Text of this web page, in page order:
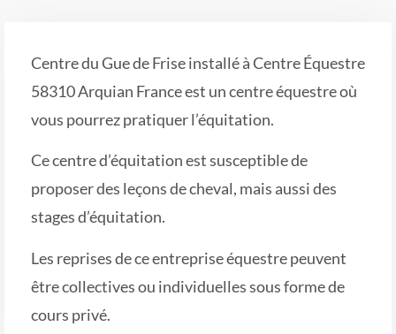
Centre du Gue de Frise installé à Centre Équestre
58310 Arquian France est un centre équestre où
vous pourrez pratiquer l’équitation.
Ce centre d’équitation est susceptible de
proposer des leçons de cheval, mais aussi des
stages d’équitation.
Les reprises de ce entreprise équestre peuvent
être collectives ou individuelles sous forme de
cours privé.